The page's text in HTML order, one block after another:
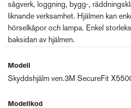
sågverk, loggning, bygg-,
liknande verksamhet. Hjälmen kan
hörselkåpor och lampa. Enkel
baksidan av hjälmen.
Modell
Skyddshjälm ven.3M SecureFit
Modellkod